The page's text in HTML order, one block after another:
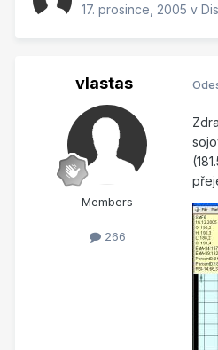
17. prosince, 2005 v
vlastas
Members
266